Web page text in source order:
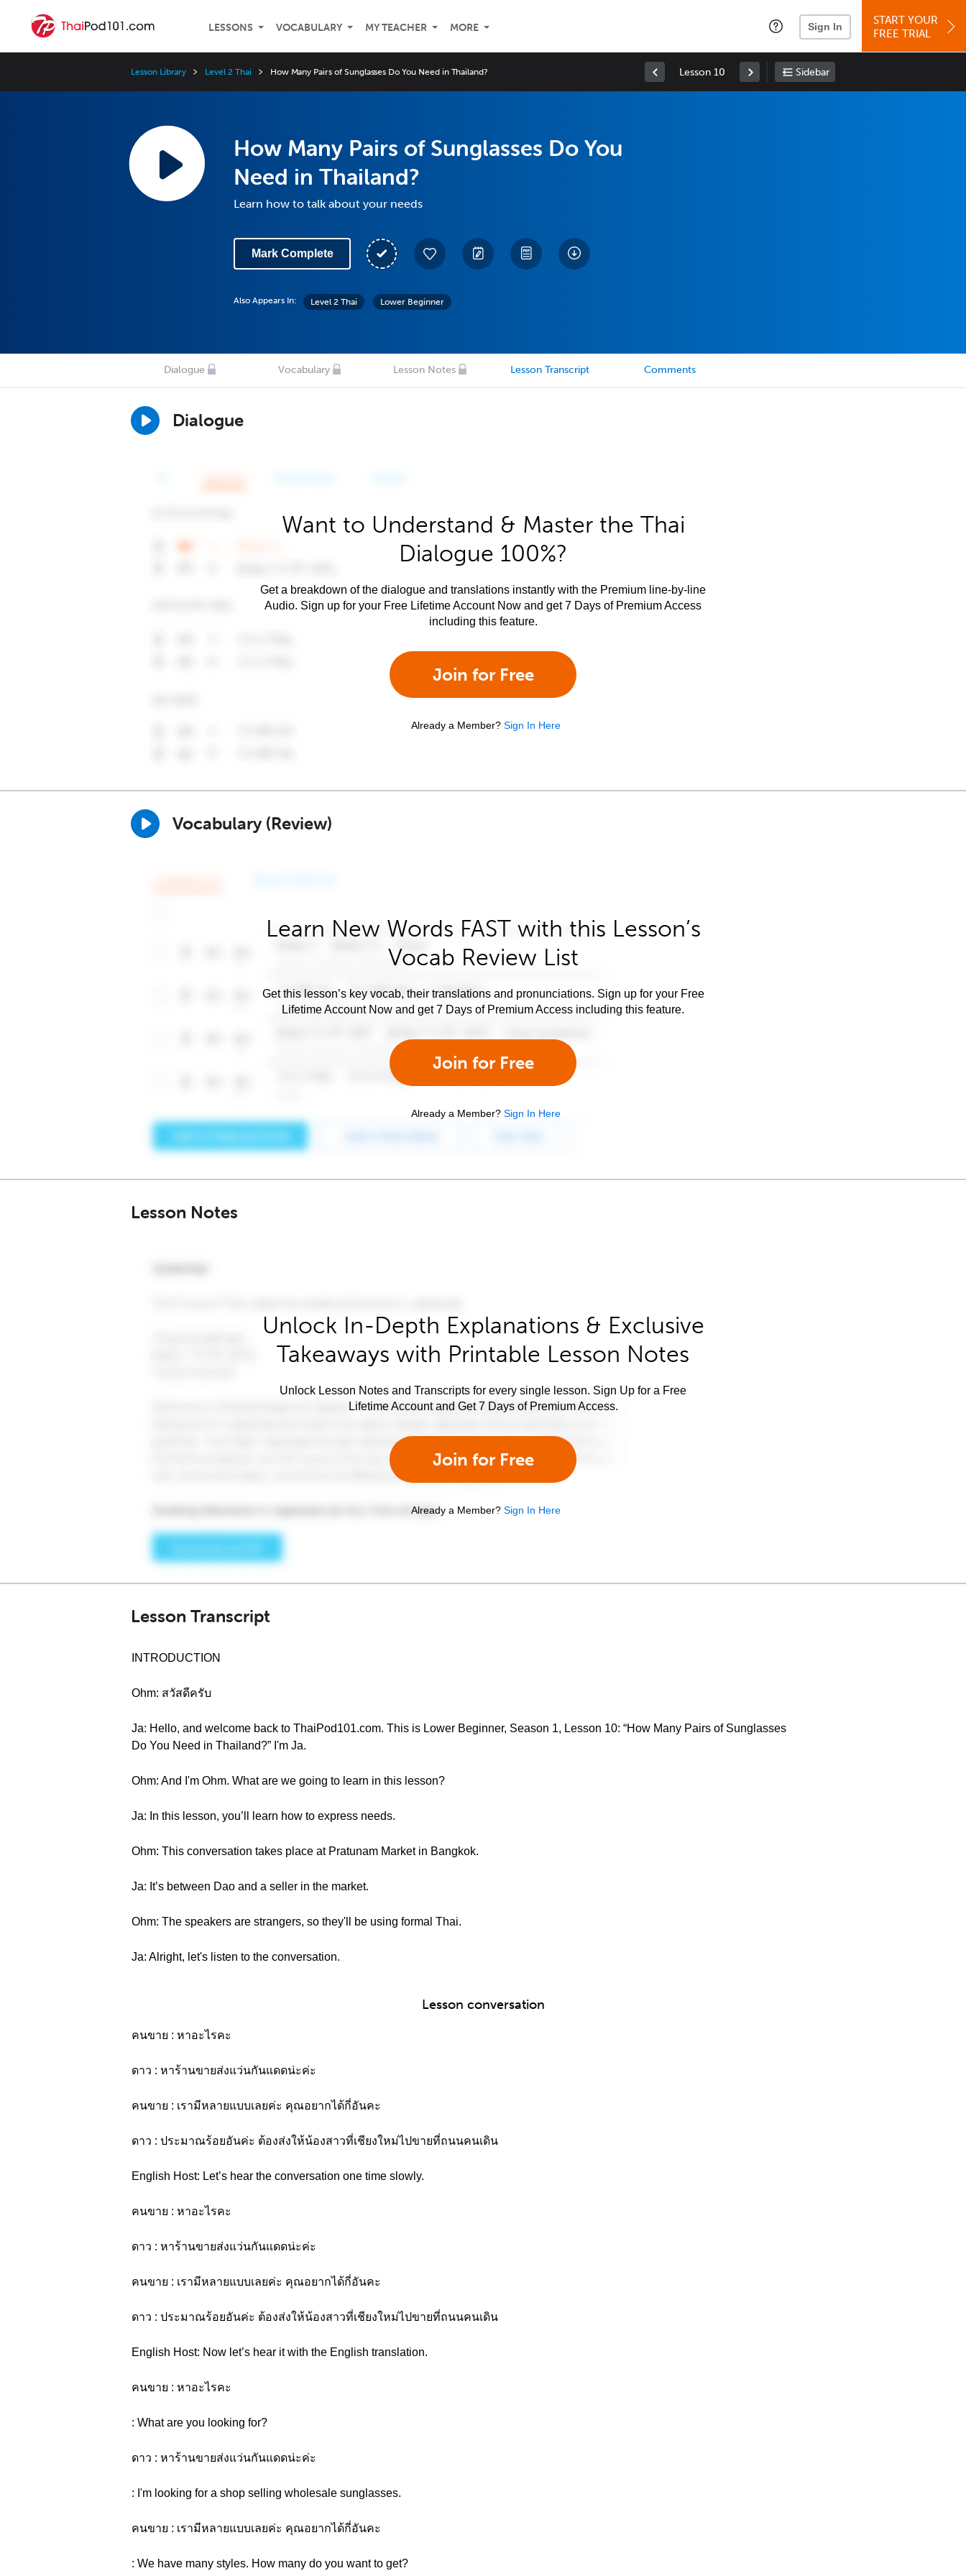
LESSONS VOCABULARY MY TEACHER MORE Sign In
START YOUR
FREE TRIAL
Lesson Library Level 2 Thai How Many Pairs of Sunglasses Do You Need in Thailand? Lesson 10 Sidebar
How Many Pairs of Sunglasses Do You
Need in Thailand?
Learn how to talk about your needs
Mark Complete
Also Appears In: Level 2 Thai Lower Beginner
Dialogue Vocabulary Lesson Notes Lesson Transcript Comments
Dialogue
Want to Understand & Master the Thai
Dialogue 100%?
Get a breakdown of the dialogue and translations instantly with the Premium line-by-line
Audio. Sign up for your Free Lifetime Account Now and get 7 Days of Premium Access
including this feature.
Join for Free
Already a Member? Sign In Here
Vocabulary (Review)
Learn New Words FAST with this Lesson’s
Vocab Review List
Get this lesson’s key vocab, their translations and pronunciations. Sign up for your Free
Lifetime Account Now and get 7 Days of Premium Access including this feature.
Join for Free
Already a Member? Sign In Here
Lesson Notes
Unlock In-Depth Explanations & Exclusive
Takeaways with Printable Lesson Notes
Unlock Lesson Notes and Transcripts for every single lesson. Sign Up for a Free
Lifetime Account and Get 7 Days of Premium Access.
Join for Free
Already a Member? Sign In Here
Lesson Transcript
INTRODUCTION
Ohm: สวัสดีครับ
Ja: Hello, and welcome back to ThaiPod101.com. This is Lower Beginner, Season 1, Lesson 10: “How Many Pairs of Sunglasses
Do You Need in Thailand?” I'm Ja.
Ohm: And I'm Ohm. What are we going to learn in this lesson?
Ja: In this lesson, you’ll learn how to express needs.
Ohm: This conversation takes place at Pratunam Market in Bangkok.
Ja: It’s between Dao and a seller in the market.
Ohm: The speakers are strangers, so they'll be using formal Thai.
Ja: Alright, let's listen to the conversation.
Lesson conversation
คนขาย : หาอะไรคะ
ดาว : หาร้านขายส่งแว่นกันแดดน่ะค่ะ
คนขาย : เรามีหลายแบบเลยค่ะ คุณอยากได้กี่อันคะ
ดาว : ประมาณร้อยอันค่ะ ต้องส่งให้น้องสาวที่เชียงใหม่ไปขายที่ถนนคนเดิน
English Host: Let’s hear the conversation one time slowly.
คนขาย : หาอะไรคะ
ดาว : หาร้านขายส่งแว่นกันแดดน่ะค่ะ
คนขาย : เรามีหลายแบบเลยค่ะ คุณอยากได้กี่อันคะ
ดาว : ประมาณร้อยอันค่ะ ต้องส่งให้น้องสาวที่เชียงใหม่ไปขายที่ถนนคนเดิน
English Host: Now let’s hear it with the English translation.
คนขาย : หาอะไรคะ
: What are you looking for?
ดาว : หาร้านขายส่งแว่นกันแดดน่ะค่ะ
: I'm looking for a shop selling wholesale sunglasses.
คนขาย : เรามีหลายแบบเลยค่ะ คุณอยากได้กี่อันคะ
: We have many styles. How many do you want to get?